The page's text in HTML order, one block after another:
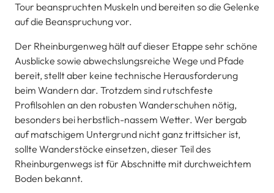
Tour beanspruchten Muskeln und bereiten so die Gelenke
auf die Beanspruchung vor.
Der Rheinburgenweg hält auf dieser Etappe sehr schöne
Ausblicke sowie abwechslungsreiche Wege und Pfade
bereit, stellt aber keine technische Herausforderung
beim Wandern dar. Trotzdem sind rutschfeste
Profilsohlen an den robusten Wanderschuhen nötig,
besonders bei herbstlich-nassem Wetter. Wer bergab
auf matschigem Untergrund nicht ganz trittsicher ist,
sollte Wanderstöcke einsetzen, dieser Teil des
Rheinburgenwegs ist für Abschnitte mit durchweichtem
Boden bekannt.